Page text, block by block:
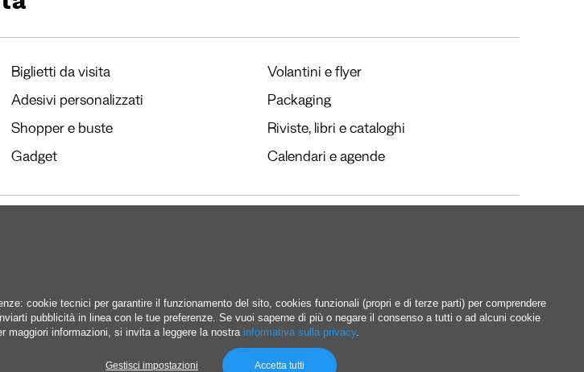
Biglietti da visita
Volantini e flyer
Adesivi personalizzati
Packaging
Shopper e buste
Riviste, libri e cataloghi
Gadget Calendari e agende
cookie tecnici per garantire il funzionamento del sito, cookies funzionali (propri e di terze parti) per comprendere
pubblicità in linea con le tue preferenze. Se vuoi saperne di più o negare il consenso a tutti o ad alcuni cookie
maggiori informazioni, si invita a leggere la nostra informativa sulla privacy.
Gestisci impostazioni Accetta tutti